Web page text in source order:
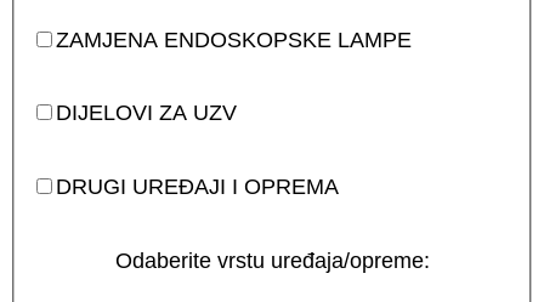
ZAMJENA ENDOSKOPSKE LAMPE
DIJELOVI ZA UZV
DRUGI UREĐAJI I OPREMA
Odaberite vrstu uređaja/opreme: